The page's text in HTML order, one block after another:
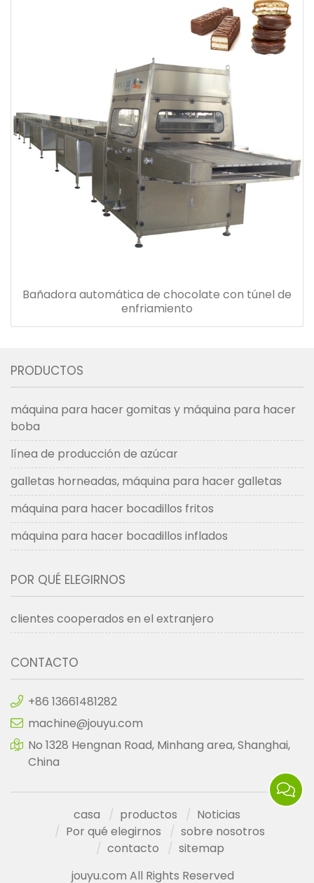
Bañadora automática de chocolate con túnel de
enfriamiento
PRODUCTOS
máquina para hacer gomitas y máquina para hacer
boba
línea de producción de azúcar
galletas horneadas, máquina para hacer galletas
máquina para hacer bocadillos fritos
máquina para hacer bocadillos inflados
POR QUÉ ELEGIRNOS
clientes cooperados en el extranjero
CONTACTO
+86 13661481282
machine@jouyu.com
No 1328 Hengnan Road, Minhang area, Shanghai,
China
casa productos
Noticias
Por qué elegirnos
sobre nosotros
contacto
sitemap
jouyu.com All Rights Reserved